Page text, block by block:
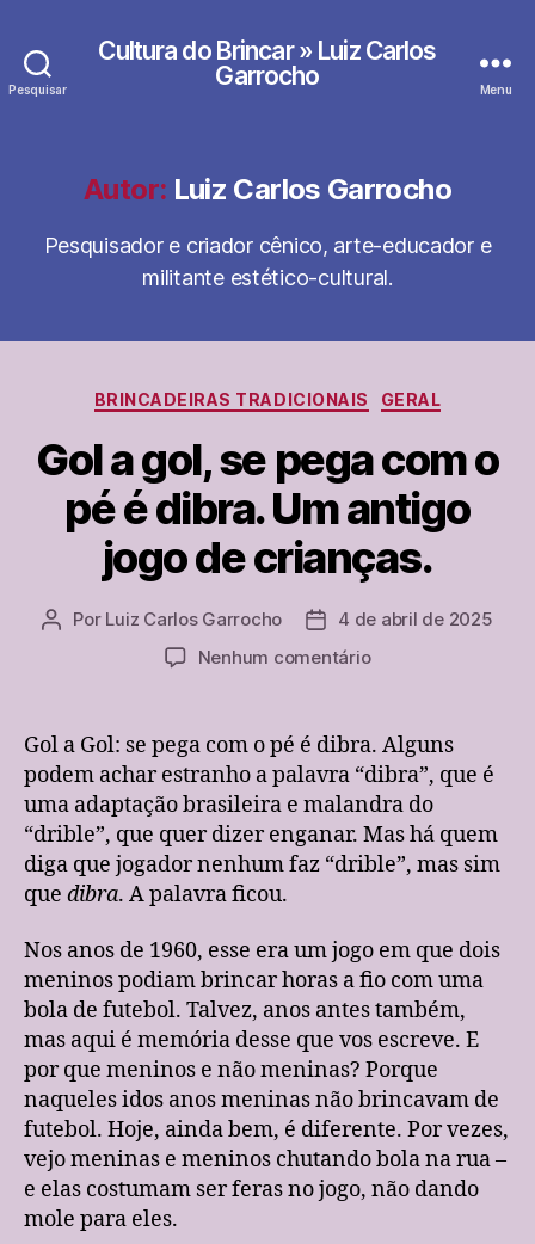
Pesquisar
Cultura do Brincar » Luiz Carlos
Garrocho
Menu
Autor: Luiz Carlos Garrocho
Pesquisador e criador cênico, arte-educador e
militante estético-cultural.
Categorias
BRINCADEIRAS TRADICIONAIS GERAL
Gol a gol, se pega com o
pé é dibra. Um antigo
jogo de crianças.
Autor
Por Luiz Carlos Garrocho
Data4 de abril de 2025
Nenhum comentárioem
gol,
se
pega
com
o
pé
Um
antigo
de
crianças.
Gol a Gol: se pega com o pé é dibra. Alguns
podem achar estranho a palavra “dibra”, que é
uma adaptação brasileira e malandra do
“drible”, que quer dizer enganar. Mas há quem
diga que jogador nenhum faz “drible”, mas sim
que dibra. A palavra ficou.
Nos anos de 1960, esse era um jogo em que dois
meninos podiam brincar horas a fio com uma
bola de futebol. Talvez, anos antes também,
mas aqui é memória desse que vos escreve. E
por que meninos e não meninas? Porque
naqueles idos anos meninas não brincavam de
futebol. Hoje, ainda bem, é diferente. Por vezes,
vejo meninas e meninos chutando bola na rua –
e elas costumam ser feras no jogo, não dando
mole para eles.